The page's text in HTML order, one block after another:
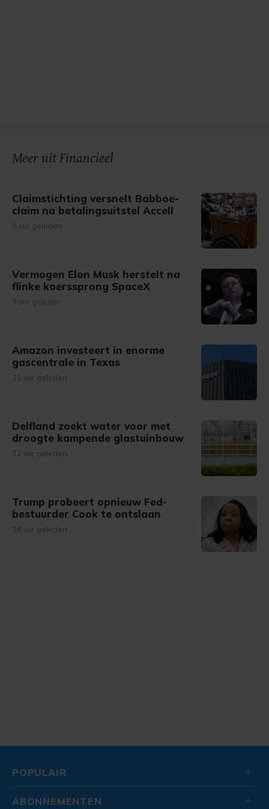
Meer uit Financieel
Claimstichting versnelt Babboe-
claim na betalingsuitstel Accell
8 uur geleden
Vermogen Elon Musk herstelt na
flinke koerssprong SpaceX
9 uur geleden
Amazon investeert in enorme
gascentrale in Texas
11 uur geleden
Delfland zoekt water voor met
droogte kampende glastuinbouw
12 uur geleden
Trump probeert opnieuw Fed-
bestuurder Cook te ontslaan
14 uur geleden
POPULAIR
ABONNEMENTEN